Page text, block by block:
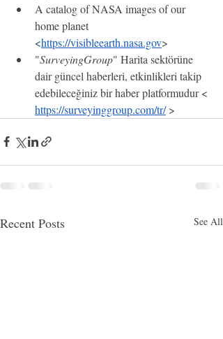
A catalog of NASA images of our
home planet
<https://visibleearth.nasa.gov>
"SurveyingGroup" Harita sektörüne
dair güncel haberleri, etkinlikleri takip
edebileceğiniz bir haber platformudur <
https://surveyinggroup.com/tr/ >
Recent Posts See All